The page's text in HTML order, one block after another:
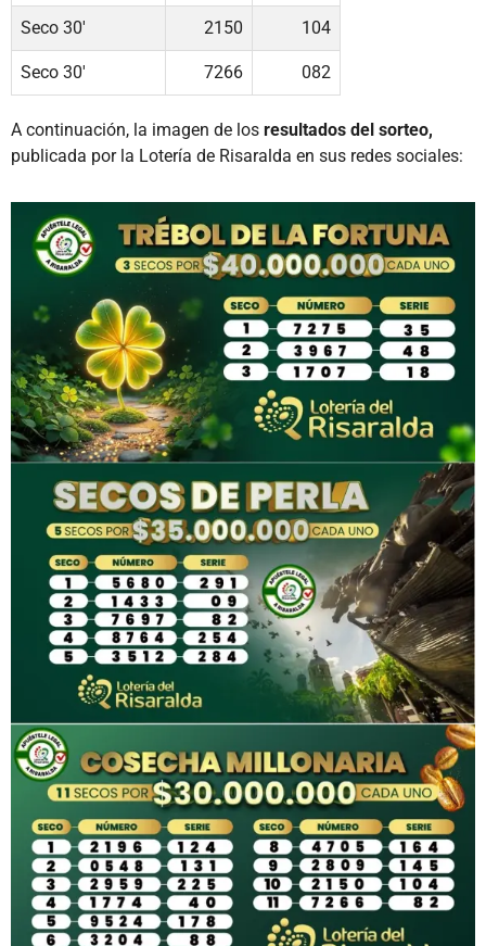
Seco 30' 2150 104
Seco 30' 7266 082
A continuación, la imagen de los resultados del sorteo,
publicada por la Lotería de Risaralda en sus redes sociales: